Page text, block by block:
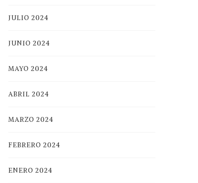
JULIO 2024
JUNIO 2024
MAYO 2024
ABRIL 2024
MARZO 2024
FEBRERO 2024
ENERO 2024